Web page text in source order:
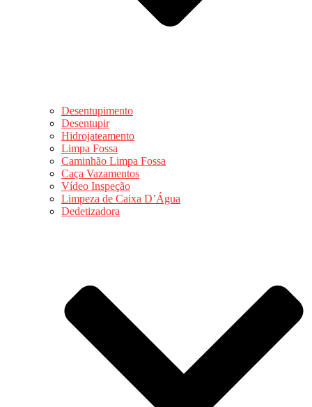
Desentupimento
Desentupir
Hidrojateamento
Limpa Fossa
Caminhão Limpa Fossa
Caça Vazamentos
Vídeo Inspeção
Limpeza de Caixa D’Água
Dedetizadora